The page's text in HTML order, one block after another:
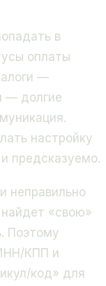
в
оплаты
—
— долгие
настройку
предсказуемо.
неправильно
найдет «свою»
Поэтому
КПП и
код» для